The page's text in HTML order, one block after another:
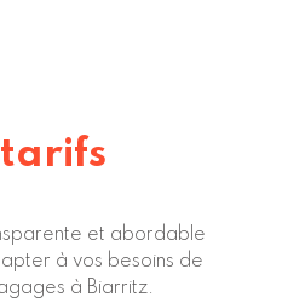
tarifs
et abordable
à vos besoins de
à Biarritz.